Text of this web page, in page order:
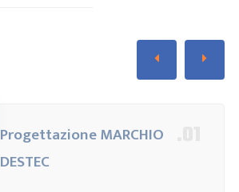
Progettazione MARCHIO
DESTEC